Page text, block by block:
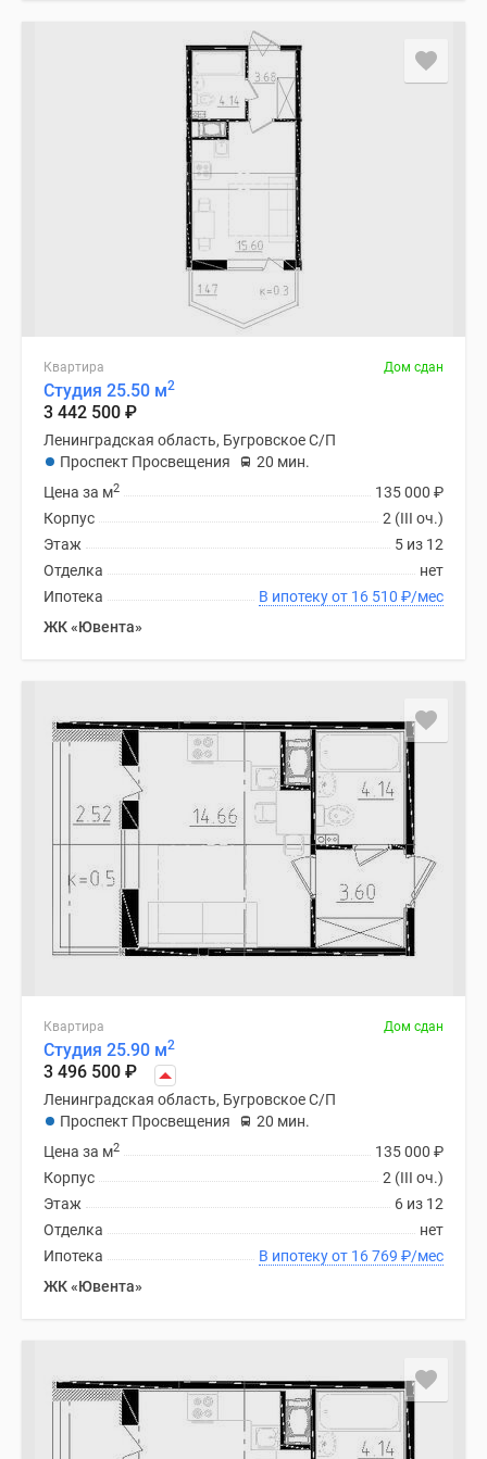
Квартира Дом сдан
Студия 25.50 м2
3 442 500 ₽
Ленинградская область, Бугровское С/П
Проспект Просвещения
20 мин.
135 000 ₽
Цена за м2
2 (III оч.)
Корпус
5 из 12
Этаж
нет
Отделка
В ипотеку от 16 510 ₽/мес
Ипотека
ЖК «Ювента»
Квартира Дом сдан
Студия 25.90 м2
3 496 500 ₽
Ленинградская область, Бугровское С/П
Проспект Просвещения
20 мин.
135 000 ₽
Цена за м2
2 (III оч.)
Корпус
6 из 12
Этаж
нет
Отделка
В ипотеку от 16 769 ₽/мес
Ипотека
ЖК «Ювента»